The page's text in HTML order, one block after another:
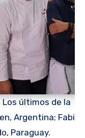
últimos de la
Argentina; Fabi
Paraguay.